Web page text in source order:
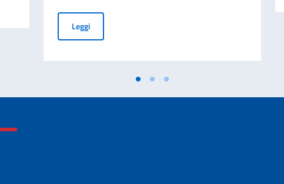
LeggiGRADUATORIA FINALE DELLE BORSE DI STUDIO